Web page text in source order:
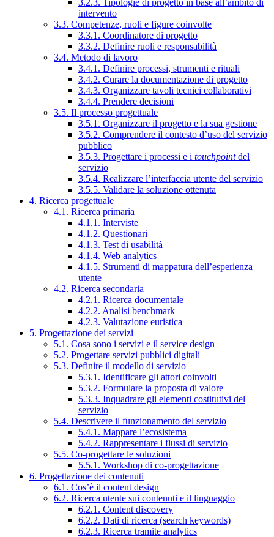
3.2.3. Tipologie di progetto in base all’ambito di
intervento
3.3. Competenze, ruoli e figure coinvolte
3.3.1. Coordinatore di progetto
3.3.2. Definire ruoli e responsabilità
3.4. Metodo di lavoro
3.4.1. Definire processi, strumenti e rituali
3.4.2. Curare la documentazione di progetto
3.4.3. Organizzare tavoli tecnici collaborativi
3.4.4. Prendere decisioni
3.5. Il processo progettuale
3.5.1. Organizzare il progetto e la sua gestione
3.5.2. Comprendere il contesto d’uso del servizio
pubblico
3.5.3. Progettare i processi e i touchpointdel
servizio
3.5.4. Realizzare l’interfaccia utente del servizio
3.5.5. Validare la soluzione ottenuta
4. Ricerca progettuale
4.1. Ricerca primaria
4.1.1. Interviste
4.1.2. Questionari
4.1.3. Test di usabilità
4.1.4. Web analytics
4.1.5. Strumenti di mappatura dell’esperienza
utente
4.2. Ricerca secondaria
4.2.1. Ricerca documentale
4.2.2. Analisi benchmark
4.2.3. Valutazione euristica
5. Progettazione dei servizi
5.1. Cosa sono i servizi e il service design
5.2. Progettare servizi pubblici digitali
5.3. Definire il modello di servizio
5.3.1. Identificare gli attori coinvolti
5.3.2. Formulare la proposta di valore
5.3.3. Inquadrare gli elementi costitutivi del
servizio
5.4. Descrivere il funzionamento del servizio
5.4.1. Mappare l’ecosistema
5.4.2. Rappresentare i flussi di servizio
5.5. Co-progettare le soluzioni
5.5.1. Workshop di co-progettazione
6. Progettazione dei contenuti
6.1. Cos’è il content design
6.2. Ricerca utente sui contenuti e il linguaggio
6.2.1. Content discovery
6.2.2. Dati di ricerca (search keywords)
6.2.3. Ricerca tramite analytics